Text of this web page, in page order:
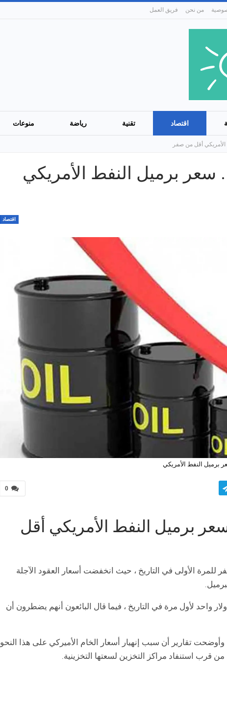
من نحن فريق العمل
اقتصاد تقنية رياضة منوعات
الأمريكي أقل من صفر
. سعر برميل النفط الأمريكي
اقتصاد
برميل النفط الأمريكي
0
برميل النفط الأمريكي أقل
الأولى في التاريخ ، حيث انخفضت أسعار العقود الآجلة
واحد لأول مرة في التاريخ ، فيما قال البائعون أنهم يضطرون أن
وأوضحت تقارير أن سبب إنهيار أسعار الخام الأميركي على هذا النحو
من قرب استنفاد مراكز التخزين لسعتها التخزينية.